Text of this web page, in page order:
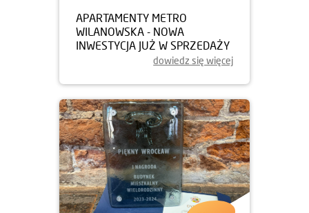
APARTAMENTY METRO
WILANOWSKA - NOWA
INWESTYCJA JUŻ W SPRZEDAŻY
dowiedz się więcej